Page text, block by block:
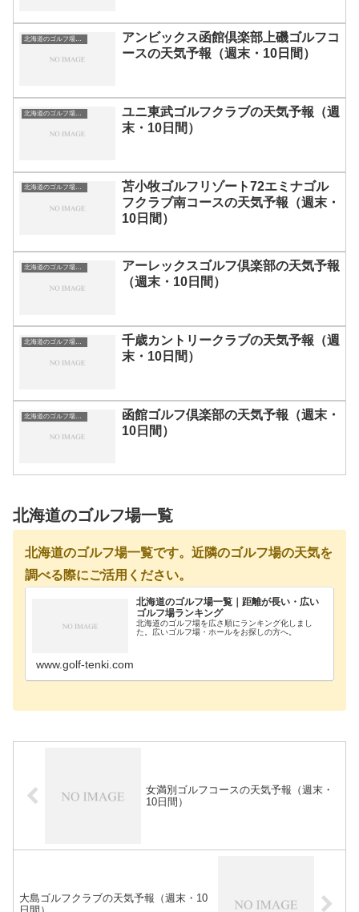
北海道のゴルフ場一覧｜距離が長い・広いゴルフ場ランキング
アンビックス函館倶楽部上磯ゴルフコ
ースの天気予報（週末・10日間）
北海道のゴルフ場一覧｜距離が長い・広いゴルフ場ランキング
ユニ東武ゴルフクラブの天気予報（週
末・10日間）
北海道のゴルフ場一覧｜距離が長い・広いゴルフ場ランキング
苫小牧ゴルフリゾート72エミナゴル
フクラブ南コースの天気予報（週末・
10日間）
北海道のゴルフ場一覧｜距離が長い・広いゴルフ場ランキング
アーレックスゴルフ倶楽部の天気予報
（週末・10日間）
北海道のゴルフ場一覧｜距離が長い・広いゴルフ場ランキング
千歳カントリークラブの天気予報（週
末・10日間）
北海道のゴルフ場一覧｜距離が長い・広いゴルフ場ランキング
函館ゴルフ倶楽部の天気予報（週末・
10日間）
北海道のゴルフ場一覧
北海道のゴルフ場一覧です。近隣のゴルフ場の天気を
調べる際にご活用ください。
北海道のゴルフ場一覧｜距離が長い・広い
ゴルフ場ランキング
北海道のゴルフ場を広さ順にランキング化しまし
た。広いゴルフ場・ホールをお探しの方へ。
www.golf-tenki.com
女満別ゴルフコースの天気予報（週末・
10日間）
大島ゴルフクラブの天気予報（週末・10